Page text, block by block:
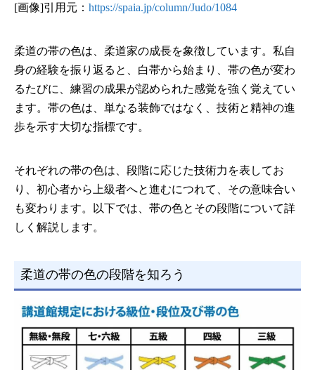
[画像]引用元： https://spaia.jp/column/Judo/1084
柔道の帯の色は、柔道家の成長を象徴しています。私自
身の経験を振り返ると、白帯から始まり、帯の色が変わ
るたびに、練習の成果が認められた感覚を強く覚えてい
ます。帯の色は、単なる装飾ではなく、技術と精神の進
歩を示す大切な指標です。
それぞれの帯の色は、段階に応じた技術力を表してお
り、初心者から上級者へと進むにつれて、その意味合い
も変わります。以下では、帯の色とその段階について詳
しく解説します。
柔道の帯の色の段階を知ろう